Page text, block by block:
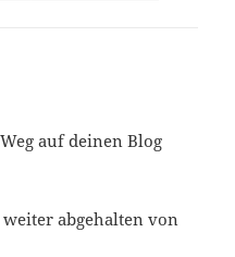
auf deinen Blog
abgehalten von